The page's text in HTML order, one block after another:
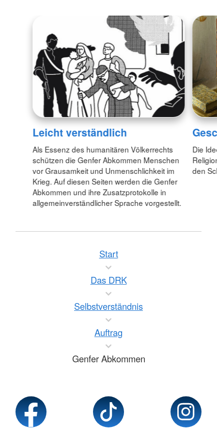
Leicht verständlich
Als Essenz des humanitären Völkerrechts
schützen die Genfer Abkommen Menschen
vor Grausamkeit und Unmenschlichkeit im
Krieg. Auf diesen Seiten werden die Genfer
Abkommen und ihre Zusatzprotokolle in
allgemeinverständlicher Sprache vorgestellt.
Die
den
Start
Das DRK
Selbstverständnis
Auftrag
Genfer Abkommen